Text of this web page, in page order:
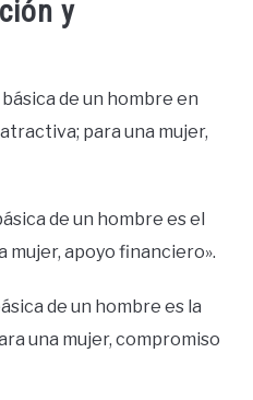
y
de un hombre en
para una mujer,
de un hombre es el
mujer, apoyo financiero».
de un hombre es la
una mujer, compromiso